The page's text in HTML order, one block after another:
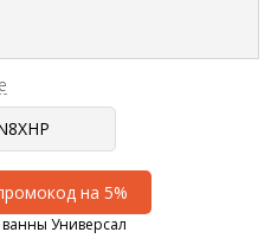
на 5%
Универсал